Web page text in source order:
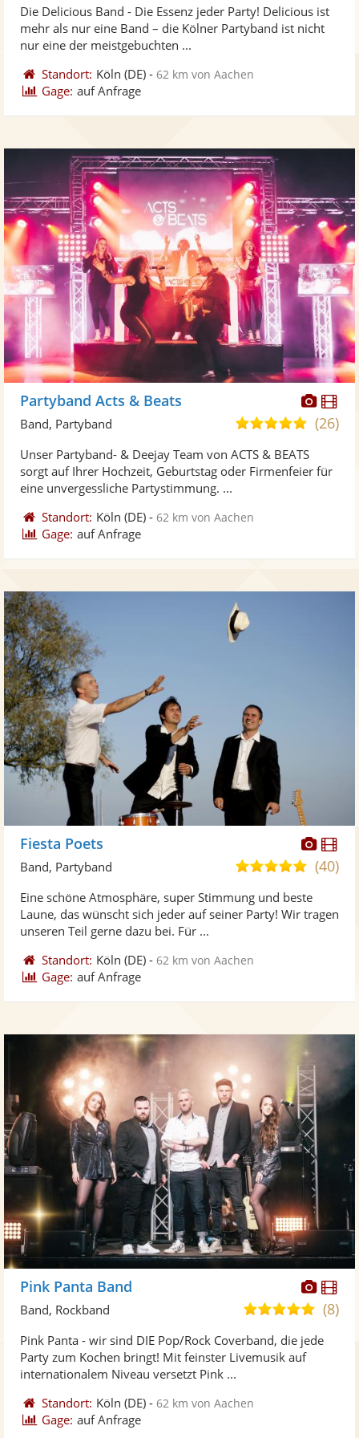
Fotos
5
Die Delicious Band - Die Essenz jeder Party! Delicious ist
mehr als nur eine Band – die Kölner Partyband ist nicht
nur eine der meistgebuchten ...
Standort: Köln (DE) -62 km von Aachen
Gage: auf Anfrage
Partyband Acts & Beats
5,0
5
(26)
Band, Partyband
Unser Partyband- & Deejay Team von ACTS & BEATS
sorgt auf Ihrer Hochzeit, Geburtstag oder Firmenfeier für
eine unvergessliche Partystimmung. ...
Standort: Köln (DE) -62 km von Aachen
Gage: auf Anfrage
Fiesta Poets
5,0
5
Sternen
(40)
Band, Partyband
Eine schöne Atmosphäre, super Stimmung und beste
Laune, das wünscht sich jeder auf seiner Party! Wir tragen
unseren Teil gerne dazu bei. Für ...
Standort: Köln (DE) -62 km von Aachen
Gage: auf Anfrage
Fotos
Pink Panta Band
5,0
5
(8)
Band, Rockband
Pink Panta - wir sind DIE Pop/Rock Coverband, die jede
Party zum Kochen bringt! Mit feinster Livemusik auf
internationalem Niveau versetzt Pink ...
Standort: Köln (DE) -62 km von Aachen
Gage: auf Anfrage